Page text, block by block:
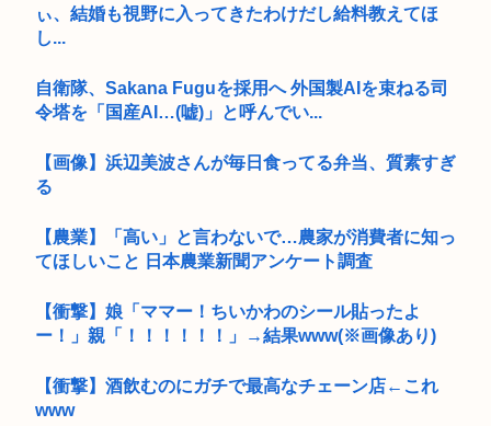
ぃ、結婚も視野に入ってきたわけだし給料教えてほ
し...
自衛隊、Sakana Fuguを採用へ 外国製AIを束ねる司
令塔を「国産AI…(嘘)」と呼んでい...
【画像】浜辺美波さんが毎日食ってる弁当、質素すぎ
る
【農業】「高い」と言わないで…農家が消費者に知っ
てほしいこと 日本農業新聞アンケート調査
【衝撃】娘「ママー！ちいかわのシール貼ったよ
ー！」親「！！！！！！」→結果www(※画像あり)
【衝撃】酒飲むのにガチで最高なチェーン店←これ
www